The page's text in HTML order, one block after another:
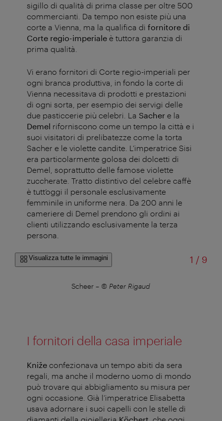
sigillo di qualità di prima classe per oltre 500
commercianti. Da tempo non esiste più una
corte a Vienna, ma la qualifica di fornitore di
Corte regio-imperiale è tuttora garanzia di
prima qualità.
Vi erano fornitori di Corte regio-imperiali per
ogni branca produttiva, in fondo la corte di
Vienna necessitava di prodotti e prestazioni
di ogni sorta, per esempio dei servigi delle
due pasticcerie più celebri. La Sacher e la
Demel riforniscono come un tempo la città e i
suoi visitatori di prelibatezze come la torta
Sacher e le violette candite. L’imperatrice Sisi
era particolarmente golosa dei dolcetti di
Demel, soprattutto delle famose violette
zuccherate. Tratto distintivo del celebre caffè
è tutt’oggi il personale esclusivamente
femminile in uniforme nera. Da 200 anni le
cameriere di Demel prendono gli ordini ai
clienti utilizzando esclusivamente la terza
persona.
Visualizza tutte le immagini 1 /di
9
Scheer – © Peter Rigaud
I fornitori della casa imperiale
Kniže confezionava un tempo abiti da sera
regali, ma anche il moderno uomo di mondo
può trovare qui abbigliamento su misura per
ogni occasione. Già l’imperatrice Elisabetta
usava adornare i suoi capelli con le stelle di